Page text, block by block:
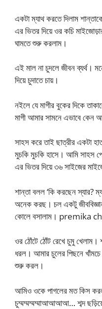
একটা ম্যাথ করতে দিলাম
এর ভিতর দিয়ে ওর কচি
ঘামতে শুরু করলাম।
এই মাল না চুদলে জীবন ব্যর্থ।
দিয়ে চুদাতে চায়।
নইলে যে মাগীর বুকের দিকে
মাগী আমার সামনে এভাবে কেন
সাহস করে তাই ছাত্রীর একটা
মুচকি মুচকি হাসে। আমি সাহস
এর ভিতর দিয়ে ৩৬ সাইজের
শান্তা বলল ‘কি করছেন স্যার?
অনেক করছ। চল একটু
কোলে বসালাম। premika
ওর ঠোঁটে ঠোঁট রেখে চুমু খেলাম।
ধরল। আমার চুলের পিছনে
শুরু করল।
আমিও ওকে পাগলের মত কিস
চুম্মম্মম্মম্মাআআআআ… শব্দ